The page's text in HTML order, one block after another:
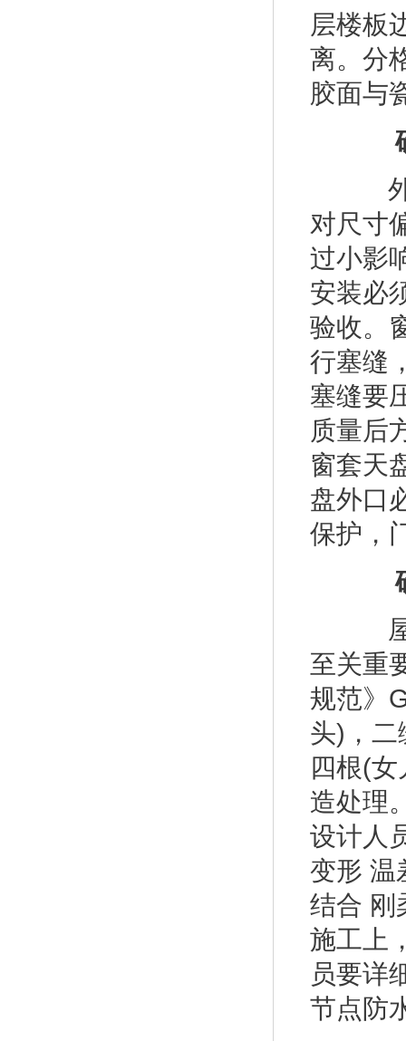
层楼板
离。分
胶面与
外
对尺寸
过小影
安装必
验收。
行塞缝
塞缝要
质量后
窗套天
盘外口
保护，
确
屋
至关重
规范》
头)，二
四根(
造处理
设计人
变形 温
结合 刚
施工上
员要详
节点防